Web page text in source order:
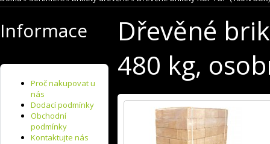
Informace
Proč nakupovat u
nás
Dodací podmínky
Obchodní
podmínky
Kontaktujte nás
Dřevěné
480 kg,